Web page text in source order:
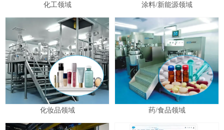
化工领域 涂料/新能源领域
化妆品领域 药/食品领域